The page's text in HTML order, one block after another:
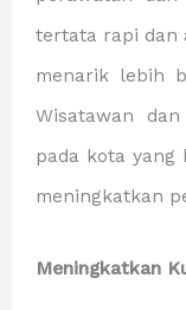
tertata rapi dan
menarik lebih
Wisatawan
pada kota yang
meningkatkan
Meningkatkan